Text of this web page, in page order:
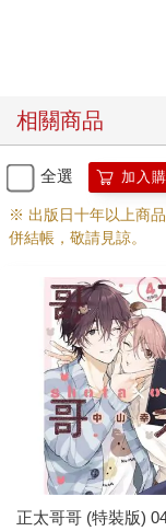
相關商品
全選 加入
※ 出版日十年以上商
併結帳，敬請見諒。
正太哥哥 (特裝版)